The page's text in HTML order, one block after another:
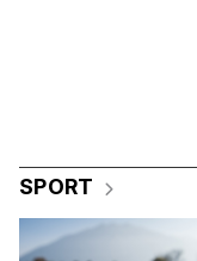
SPORT